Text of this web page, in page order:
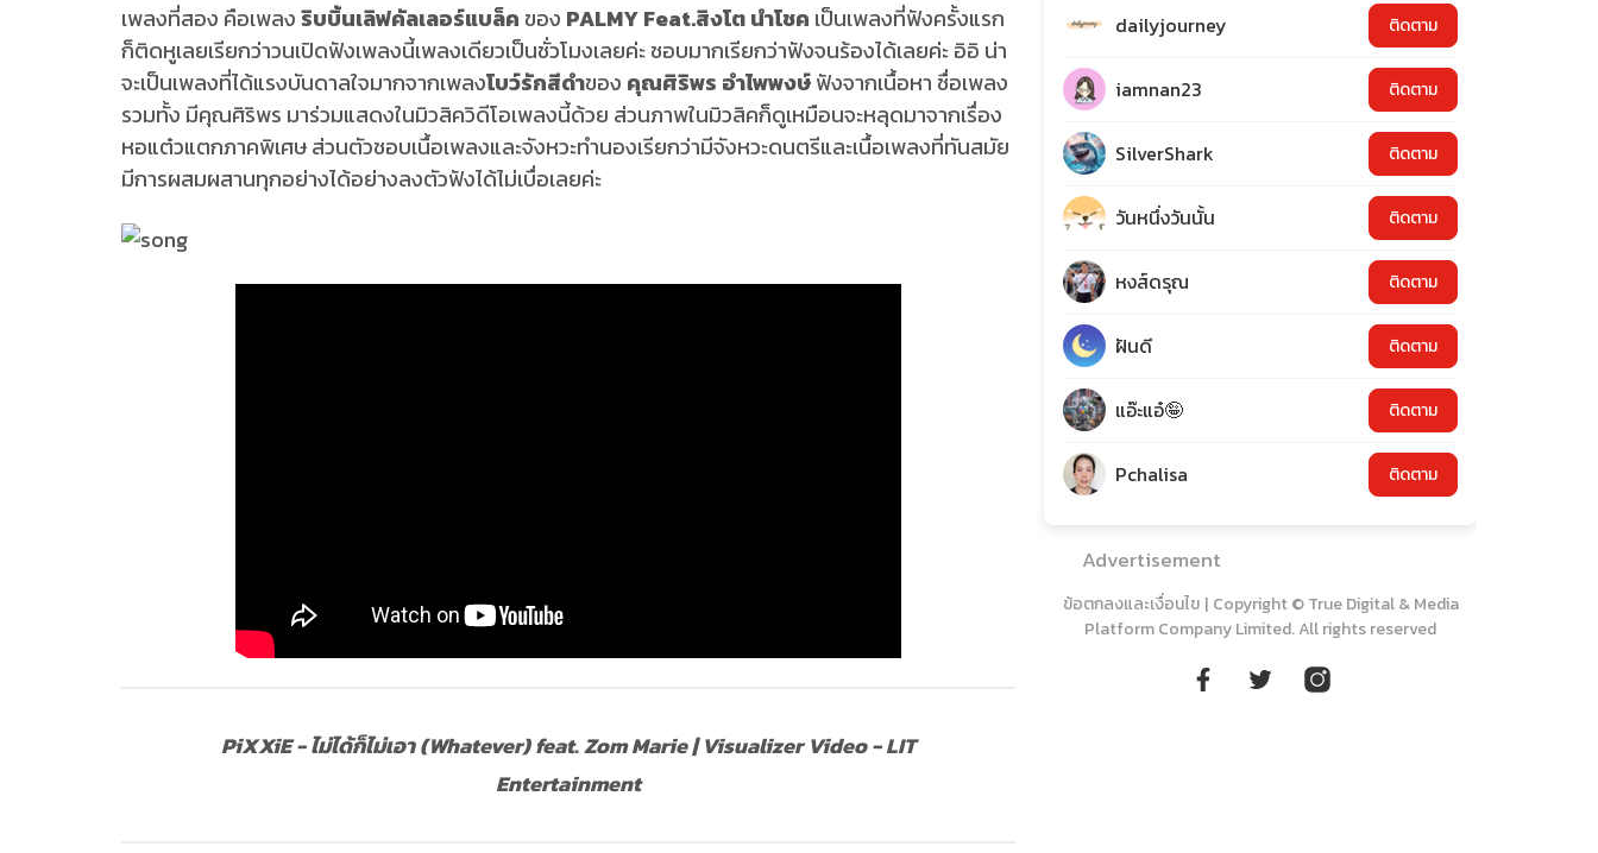
เพลงที่สอง คือเพลงริบบิ้นเลิฟคัลเลอร์แบล็ค ของ PALMY Feat.สิงโต นำโชค เป็นเพลงที่ฟังครั้งแรก
ก็ติดหูเลยเรียกว่าวนเปิดฟังเพลงนี้เพลงเดียวเป็นชั่วโมงเลยค่ะ ชอบมากเรียกว่าฟังจนร้องได้เลยค่ะ อิอิ น่า
จะเป็นเพลงที่ได้แรงบันดาลใจมากจากเพลงโบว์รักสีดำของ คุณศิริพร อำไพพงษ์ฟังจากเนื้อหา ชื่อเพลง
รวมทั้ง มีคุณศิริพร มาร่วมแสดงในมิวสิควิดีโอเพลงนี้ด้วย ส่วนภาพในมิวสิคก็ดูเหมือนจะหลุดมาจากเรื่อง
หอแต๋วแตกภาคพิเศษ ส่วนตัวชอบเนื้อเพลงและจังหวะทำนองเรียกว่ามีจังหวะดนตรีและเนื้อเพลงที่ทันสมัย
มีการผสมผสานทุกอย่างได้อย่างลงตัวฟังได้ไม่เบื่อเลยค่ะ
PiXXiE - ไม่ได้ก็ไม่เอา (Whatever) feat. Zom Marie | Visualizer Video - LIT
Entertainment
dailyjourney ติดตาม
iamnan23 ติดตาม
SilverShark ติดตาม
วันหนึ่งวันนั้น ติดตาม
หงส์ดรุณ ติดตาม
ฝันดี ติดตาม
แอ๊ะแอ๋🤪 ติดตาม
Pchalisa ติดตาม
Advertisement
ข้อตกลงและเงื่อนไข | Copyright © True Digital & Media
Platform Company Limited. All rights reserved